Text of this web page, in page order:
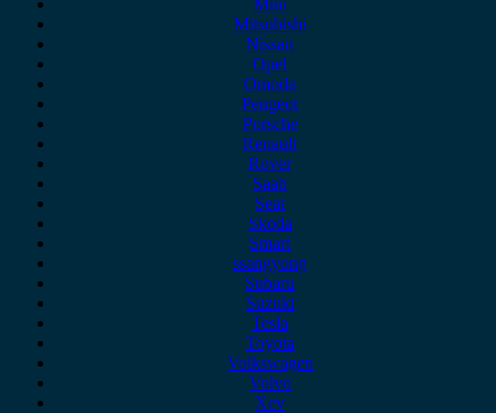
Mini
Mitsubishi
Nissan
Opel
Omoda
Peugeot
Porsche
Renault
Rover
Saab
Seat
Skoda
Smart
ssangyong
Subaru
Suzuki
Tesla
Toyota
Volkswagen
Volvo
Xev